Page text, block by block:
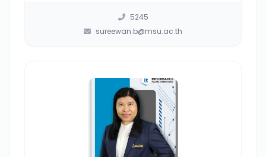
5245
sureewan.b@msu.ac.th